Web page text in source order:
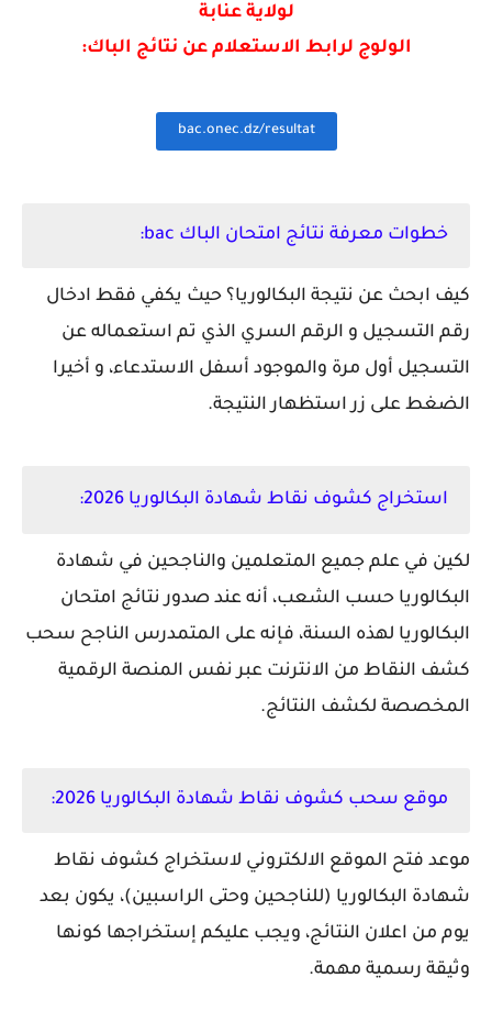
لولايةعنابة
الولوج لرابط الاستعلام عن نتائج الباك:
bac.onec.dz/resultat
خطوات معرفة نتائج امتحان الباك bac:
كيف ابحث عن نتيجة البكالوريا؟ حيث يكفي فقط ادخال
رقم التسجيل و الرقم السري الذي تم استعماله عن
التسجيل أول مرة والموجود أسفل الاستدعاء، و أخيرا
الضغط على زر استظهار النتيجة.
استخراج كشوف نقاط شهادة البكالوريا 2026:
لكين في علم جميع المتعلمين والناجحين في شهادة
البكالوريا حسب الشعب، أنه عند صدور نتائج امتحان
البكالوريا لهذه السنة، فإنه على المتمدرس الناجح سحب
كشف النقاط من الانترنت عبر نفس المنصة الرقمية
المخصصة لكشف النتائج.
موقع سحب كشوف نقاط شهادة البكالوريا 2026 :
موعد فتح الموقع الالكتروني لاستخراج كشوف نقاط
شهادة البكالوريا (للناجحين وحتى الراسبين)، يكون بعد
يوم من اعلان النتائج، ويجب عليكم إستخراجها كونها
وثيقة رسمية مهمة.